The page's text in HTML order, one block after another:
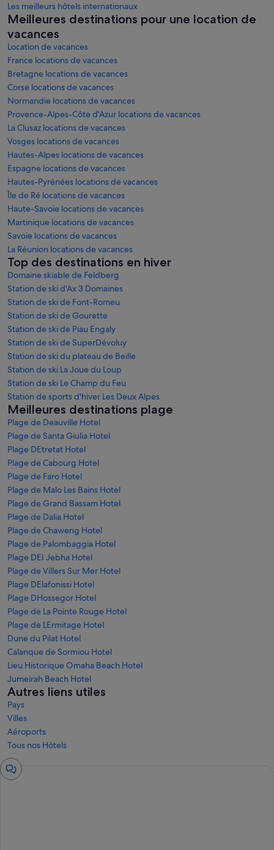
Les meilleurs hôtels internationaux
Meilleures destinations pour une location de
vacances
Location de vacances
France locations de vacances
Bretagne locations de vacances
Corse locations de vacances
Normandie locations de vacances
Provence-Alpes-Côte d'Azur locations de vacances
La Clusaz locations de vacances
Vosges locations de vacances
Hautes-Alpes locations de vacances
Espagne locations de vacances
Hautes-Pyrénées locations de vacances
Île de Ré locations de vacances
Haute-Savoie locations de vacances
Martinique locations de vacances
Savoie locations de vacances
La Réunion locations de vacances
Top des destinations en hiver
Domaine skiable de Feldberg
Station de ski d'Ax 3 Domaines
Station de ski de Font-Romeu
Station de ski de Gourette
Station de ski de Piau Engaly
Station de ski de SuperDévoluy
Station de ski du plateau de Beille
Station de ski La Joue du Loup
Station de ski Le Champ du Feu
Station de sports d'hiver Les Deux Alpes
Meilleures destinations plage
Plage de Deauville Hotel
Plage de Santa Giulia Hotel
Plage DEtretat Hotel
Plage de Cabourg Hotel
Plage de Faro Hotel
Plage de Malo Les Bains Hotel
Plage de Grand Bassam Hotel
Plage de Dalia Hotel
Plage de Chaweng Hotel
Plage de Palombaggia Hotel
Plage DEI Jebha Hotel
Plage de Villers Sur Mer Hotel
Plage DElafonissi Hotel
Plage DHossegor Hotel
Plage de La Pointe Rouge Hotel
Plage de LErmitage Hotel
Dune du Pilat Hotel
Calanque de Sormiou Hotel
Lieu Historique Omaha Beach Hotel
Jumeirah Beach Hotel
Autres liens utiles
Pays
Villes
Aéroports
Tous nos Hôtels
Fenêtre
de